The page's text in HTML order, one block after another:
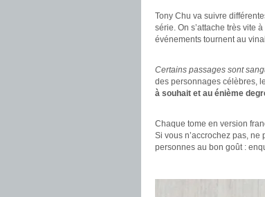
Tony Chu va suivre
série. On s’attache très vite
événements tournent au
Certains passages sont
des personnages célèbres,
à souhait et au énième
Chaque tome en version
Si vous n’accrochez pas,
personnes au bon goût :